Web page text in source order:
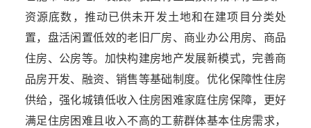
资源底数，推动已供未开发土地和在建项目分类处
置，盘活闲置低效的老旧厂房、商业办公用房、商品
住房、公房等。加快构建房地产发展新模式，完善商
品房开发、融资、销售等基础制度。优化保障性住房
供给，强化城镇低收入住房困难家庭住房保障，更好
满足住房困难且收入不高的工薪群体基本住房需求，